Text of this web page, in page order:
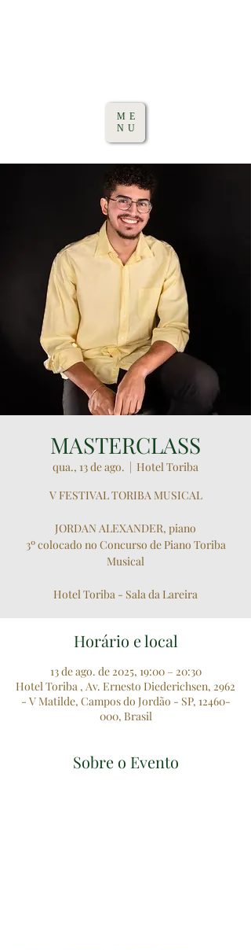
ME
NU
MASTERCLASS
qua., 13 de ago.
  |
Hotel Toriba
V FESTIVAL TORIBA MUSICAL
JORDAN ALEXANDER, piano
3º colocado no Concurso de Piano Toriba
Musical
Hotel Toriba - Sala da Lareira
Horário e local
13 de ago. de 2025, 19:00 – 20:30
Hotel Toriba , Av. Ernesto Diederichsen, 2962
- V Matilde, Campos do Jordão - SP, 12460-
000, Brasil
Sobre o Evento